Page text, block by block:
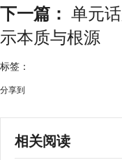
下一篇： 单元
示本质与根源
标签：
分享到
相关阅读